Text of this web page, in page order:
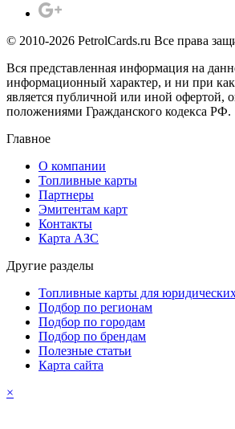
© 2010-2026 PetrolCards.ru Все права
Вся представленная информация на
информационный характер, и ни при
является публичной или иной офертой,
положениями Гражданского кодекса РФ.
Главное
О компании
Топливные карты
Партнеры
Эмитентам карт
Контакты
Карта АЗС
Другие разделы
Топливные карты для
Подбор по регионам
Подбор по городам
Подбор по брендам
Полезные статьи
Карта сайта
×